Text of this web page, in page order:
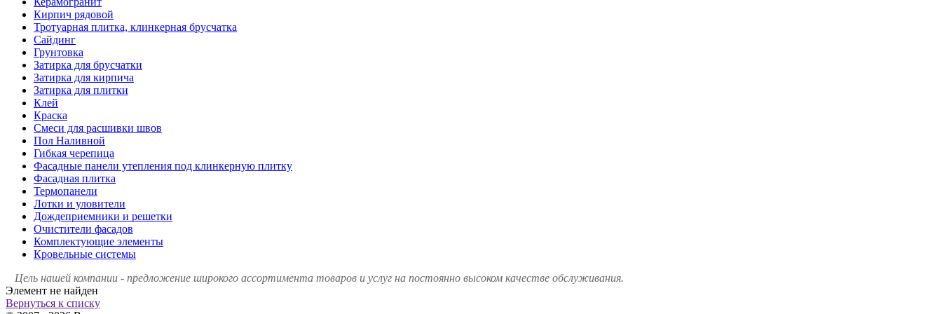
Кирпич рядовой
Тротуарная плитка, клинкерная брусчатка
Сайдинг
Грунтовка
Затирка для брусчатки
Затирка для кирпича
Затирка для плитки
Клей
Краска
Смеси для расшивки швов
Пол Наливной
Гибкая черепица
Фасадные панели утепления под клинкерную плитку
Фасадная плитка
Термопанели
Лотки и уловители
Дождеприемники и решетки
Очистители фасадов
Комплектующие элементы
Кровельные системы
Цель нашей компании - предложение широкого ассортимента товаров и услуг на постоянно высоком качестве обслуживания.
Элемент не найден
Вернуться к списку